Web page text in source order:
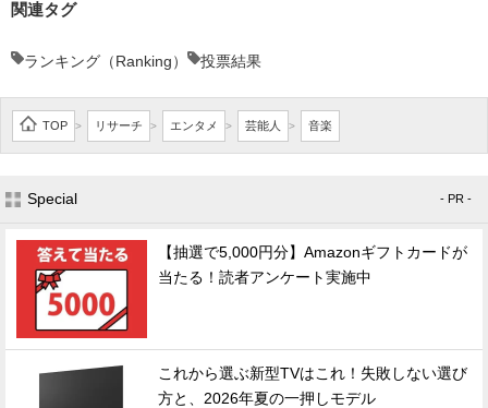
関連タグ
ランキング（Ranking） 投票結果
TOP > リサーチ > エンタメ > 芸能人 > 音楽
Special - PR -
【抽選で5,000円分】Amazonギフトカードが
当たる！読者アンケート実施中
これから選ぶ新型TVはこれ！失敗しない選び
方と、2026年夏の一押しモデル